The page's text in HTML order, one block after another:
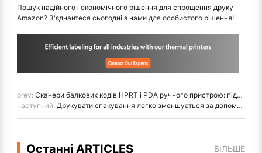
Пошук надійного і економічного рішення для спрощення друку
Amazon? З'єднайтеся сьогодні з нами для особистого рішення!
prev: Сканери балкових кодів HPRT і PDA ручного пристрою: підтримка ефективного зберігання 3PL
наступний: Друкувати спакування легко зменшується за допомогою HPRT A4 portable thermal printer for small businesses
Останні ARTICLES БІЛЬШЕ